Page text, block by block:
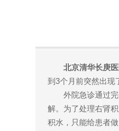
北京清华长庚
到3个月前突然出现
外院急诊通过完善
解。为了处理右肾
积水，只能给患者